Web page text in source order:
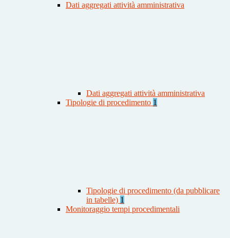
Dati aggregati attività amministrativa
Dati aggregati attività amministrativa
Tipologie di procedimento 1
Tipologie di procedimento (da pubblicare
in tabelle) 1
Monitoraggio tempi procedimentali